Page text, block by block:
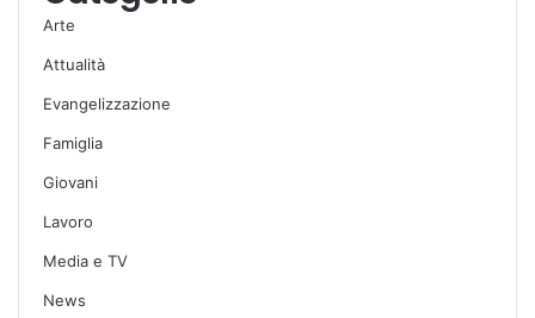
Arte
Attualità
Evangelizzazione
Famiglia
Giovani
Lavoro
Media e TV
News